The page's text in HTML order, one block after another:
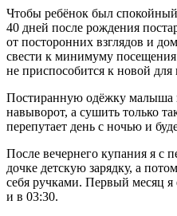
Чтобы ребёнок был
40 дней после рождения
от посторонних взглядов и
свести к минимуму
не приспособится к новой для
Постиранную одёжку малыша
навыворот, а сушить только
перепутает день с ночью и
После вечернего купания я с
дочке детскую зарядку, а
себя ручками. Первый месяц я
и в 03:30.